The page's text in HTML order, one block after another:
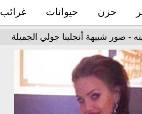
حزن حيوانات غرائب
شبيهة أنجلينا جولي الجميلة